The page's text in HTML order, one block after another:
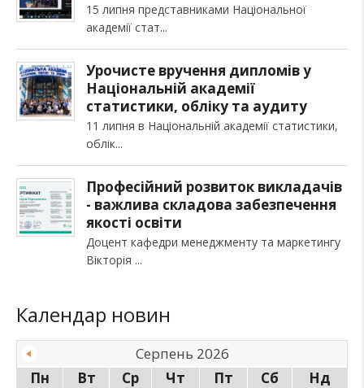
15 липня представниками Національної
академії стат
Урочисте вручення дипломів у
Національній академії
статистики, обліку та аудиту
11 липня в Національній академії статистики,
облік
Професійний розвиток викладачів
- важлива складова забезпечення
якості освіти
Доцент кафедри менеджменту та маркетингу
Вікторія
Календар новин
Серпень 2026
Пн
Вт Ср Чт Пт Сб
Нд